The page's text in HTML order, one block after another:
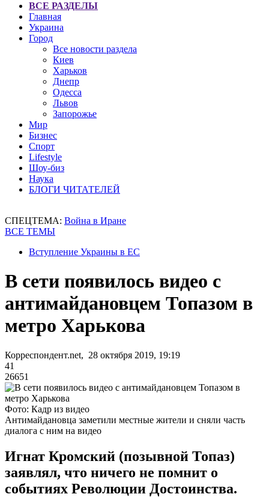
ВСЕ РАЗДЕЛЫ
Главная
Украина
Город
Все новости раздела
Киев
Харьков
Днепр
Одесса
Львов
Запорожье
Мир
Бизнес
Спорт
Lifestyle
Шоу-биз
Наука
БЛОГИ ЧИТАТЕЛЕЙ
СПЕЦТЕМА: Война в Иране
ВСЕ ТЕМЫ
Вступление Украины в ЕС
В сети появилось видео с
антимайдановцем Топазом в
метро Харькова
Корреспондент.net, 28 октября 2019, 19:19
41
26651
Фото: Кадр из видео
Антимайдановца заметили местные жители и сняли часть
диалога с ним на видео
Игнат Кромский (позывной Топаз)
заявлял, что ничего не помнит о
событиях Революции Достоинства.